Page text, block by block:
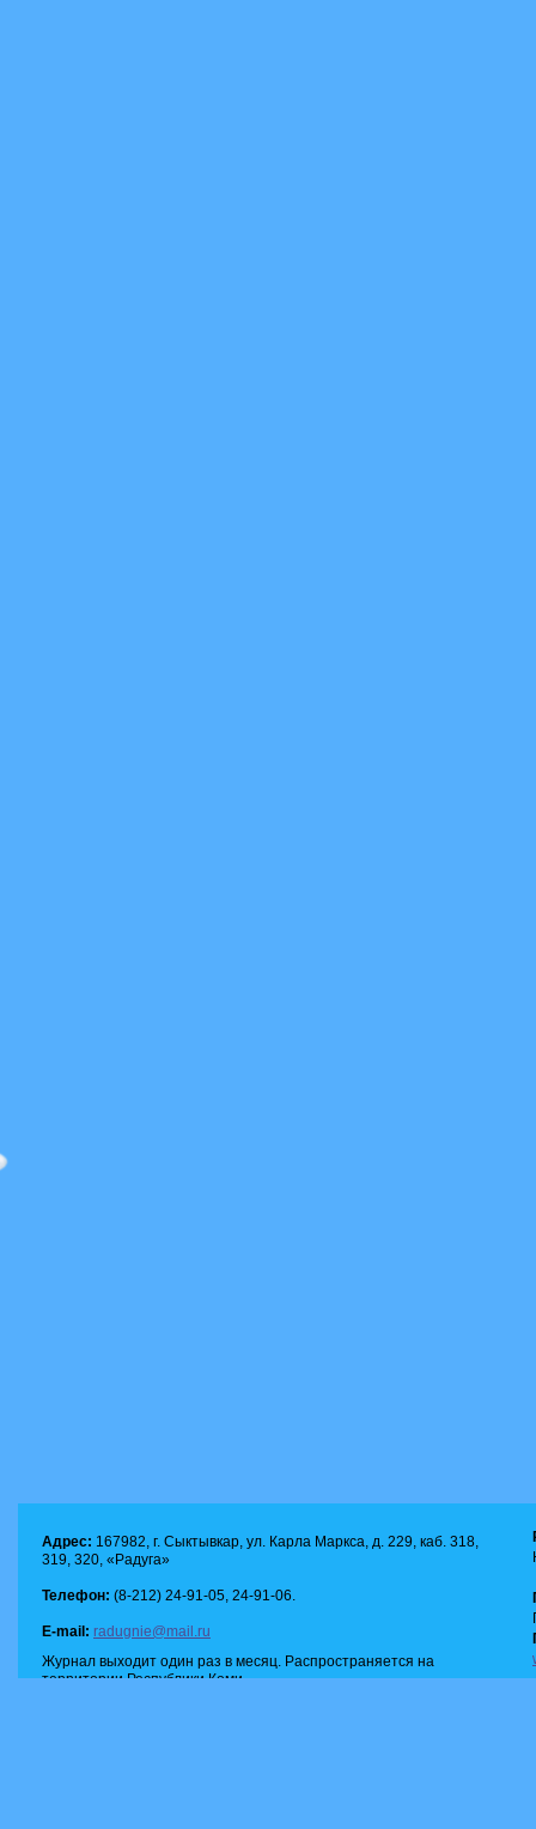
Адрес: 167982, г. Сыктывкар, ул. Карла Маркса, д. 229, каб. 318,
319, 320, «Радуга»
Телефон: (8-212) 24-91-05, 24-91-06.
E-mail: radugnie@mail.ru
Журнал выходит один раз в месяц. Распространяется на
территории Республики Коми.